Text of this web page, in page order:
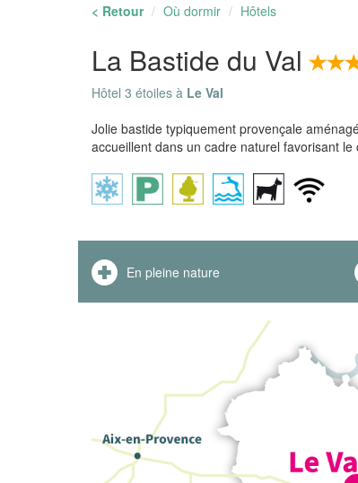
< Retour Où dormir Hôtels
La Bastide du Val
Hôtel 3 étoiles à Le Val
Jolie bastide typiquement provençale
accueillent dans un cadre naturel favorisant
En pleine nature